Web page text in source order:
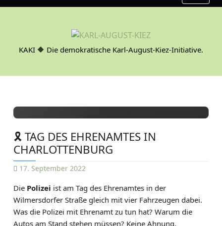
S
c
KAKI 🔶 Die demokratische Karl-August-Kiez-Initiative.
🎗 TAG DES EHRENAMTES IN
CHARLOTTENBURG
17. September 2022
A
N
I
Die Polizei ist am Tag des Ehrenamtes in der
Wilmersdorfer Straße gleich mit vier Fahrzeugen dabei.
Was die Polizei mit Ehrenamt zu tun hat? Warum die
Autos am Stand stehen müssen? Keine Ahnung.